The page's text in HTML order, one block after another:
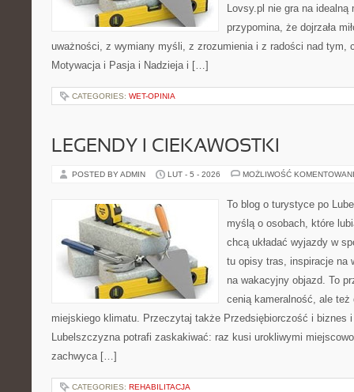
Lovsy.pl nie gra na idealną
przypomina, że dojrzała
uważności, z wymiany myśli, z zrozumienia i z radości nad tym,
Motywacja i Pasja i Nadzieja i […]
CATEGORIES: WET-OPINIA
LEGENDY I CIEKAWOSTKI
POSTED BY ADMIN LUT - 5 - 2026 MOŻLIWOŚĆ
To blog o turystyce po
myślą o osobach, które
chcą układać wyjazdy w
tu opisy tras, inspiracje na
na wakacyjny objazd. To
cenią kameralność, ale też
miejskiego klimatu. Przeczytaj także Przedsiębiorczość i biznes
Lubelszczyzna potrafi zaskakiwać: raz kusi urokliwymi
zachwyca […]
CATEGORIES: REHABILITACJA